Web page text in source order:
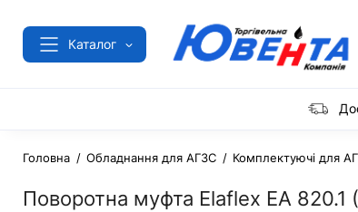
Каталог
Головна Обладнання для АГЗС Комплектуючі для
Поворотна муфта Elaflex EA 820.1